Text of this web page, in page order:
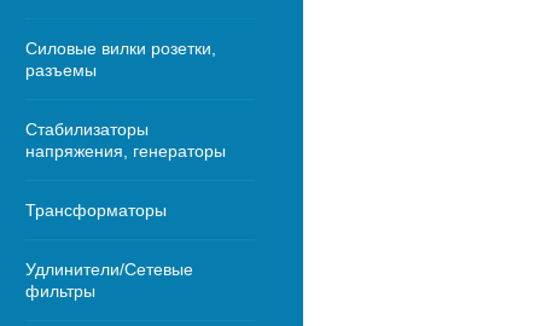
Силовые вилки розетки,
разъемы
Стабилизаторы
напряжения, генераторы
Трансформаторы
Удлинители/Сетевые
фильтры